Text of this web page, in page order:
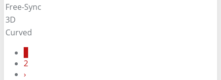
Free-Sync
3D
Curved
2
›